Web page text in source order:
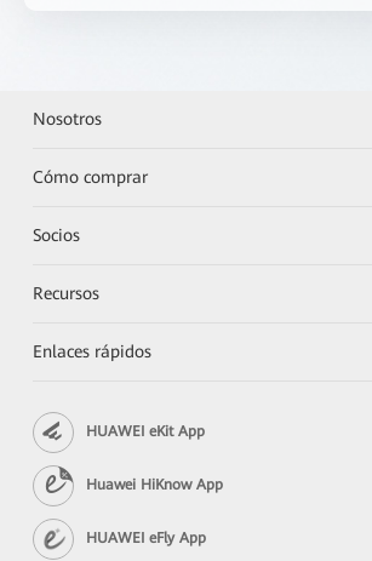
Nosotros
Cómo comprar
Socios
Recursos
Enlaces rápidos
HUAWEI eKit App
Huawei HiKnow App
HUAWEI eFly App